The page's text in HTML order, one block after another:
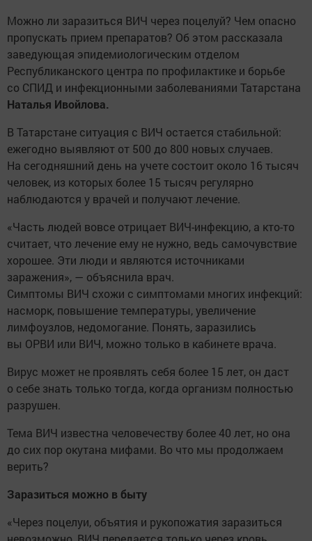
Можно ли заразиться ВИЧ через поцелуй? Чем опасно
пропускать прием препаратов? Об этом рассказала
заведующая эпидемиологическим отделом
Республиканского центра по профилактике и борьбе
со СПИД и инфекционными заболеваниями Татарстана
Наталья Ивойлова.
В Татарстане ситуация с ВИЧ остается стабильной:
ежегодно выявляют от 500 до 800 новых случаев.
На сегодняшний день на учете состоит около 16 тысяч
человек, из которых более 15 тысяч регулярно
наблюдаются у врачей и получают лечение.
«Часть людей вовсе отрицает ВИЧ-инфекцию, а кто-то
считает, что лечение ему не нужно, ведь самочувствие
хорошее. Эти люди и являются источниками
заражения», — объяснила врач.
Симптомы ВИЧ схожи с симптомами многих инфекций:
насморк, повышение температуры, увеличение
лимфоузлов, недомогание. Понять, заразились
вы ОРВИ или ВИЧ, можно только в кабинете врача.
Вирус может не проявлять себя более 15 лет, он даст
о себе знать только тогда, когда организм полностью
разрушен.
Тема ВИЧ известна человечеству более 40 лет, но она
до сих пор окутана мифами. Во что мы продолжаем
верить?
Заразиться можно в быту
«Через поцелуи, объятия и рукопожатия заразиться